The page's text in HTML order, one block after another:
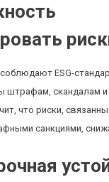
ESG-
штрафам, скандалам и
что риски,
санкциями,